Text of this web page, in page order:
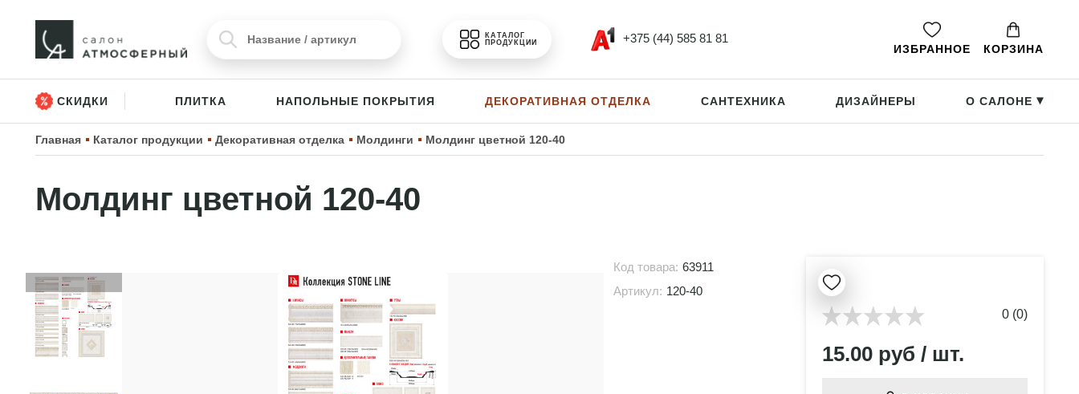
КАТАЛОГ
ПРОДУКЦИИ
+375 (44) 585 81 81
ИЗБРАННОЕ КОРЗИНА
СКИДКИ ПЛИТКА НАПОЛЬНЫЕ ПОКРЫТИЯ ДЕКОРАТИВНАЯ ОТДЕЛКА САНТЕХНИКА ДИЗАЙНЕРЫ О САЛОНЕ ▸
Главная Каталог продукции Декоративная отделка Молдинги Молдинг цветной 120-40
Молдинг цветной 120-40
Код товара: 63911
Артикул: 120-40
0 (0)
15.00 руб / шт.